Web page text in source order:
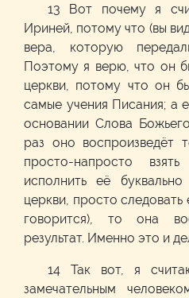
13 Вот почему я
Ириней, потому что (вы
вера, которую
Поэтому я верю, что он
церкви, потому что он
самые учения Писания; а
основании Слова
раз оно воспроизведёт
просто-напросто
исполнить её
церкви, просто следовать
говорится), то она
результат. Именно это и
14 Так вот, я
замечательным